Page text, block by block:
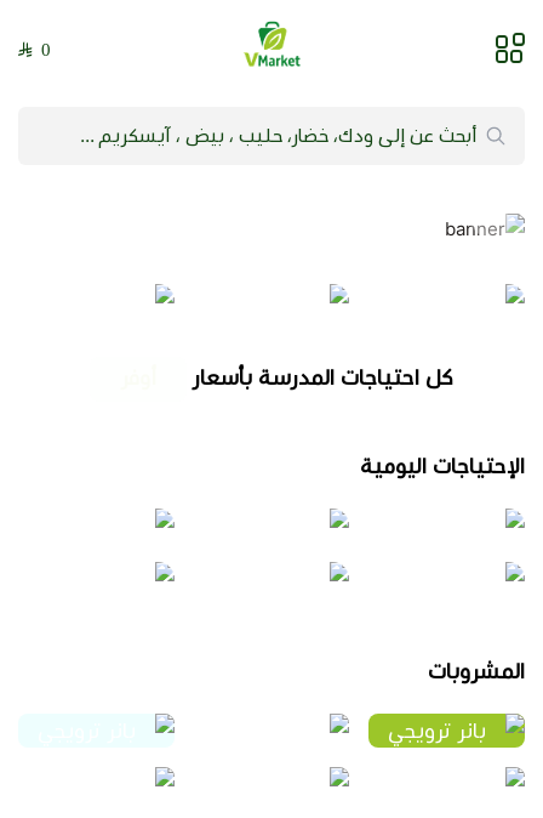
فيلج ماركت | VMarket
0
كل احتياجات المدرسة بأسعار
الإحتياجات اليومية
المشروبات